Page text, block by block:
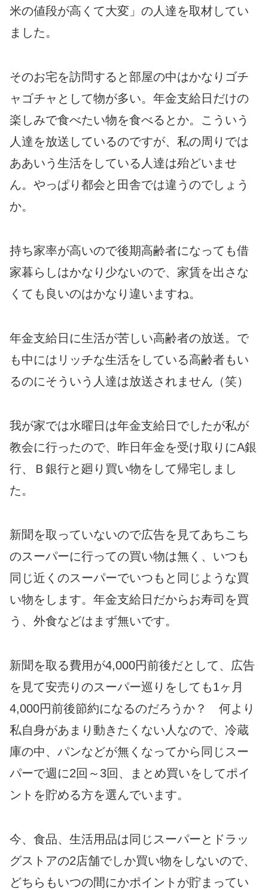
米の値段が高くて大変」の人達を取材してい
ました。
そのお宅を訪問すると部屋の中はかなりゴチ
ャゴチャとして物が多い。年金支給日だけの
楽しみで食べたい物を食べるとか。こういう
人達を放送しているのですが、私の周りでは
ああいう生活をしている人達は殆どいませ
ん。やっぱり都会と田舎では違うのでしょう
か。
持ち家率が高いので後期高齢者になっても借
家暮らしはかなり少ないので、家賃を出さな
くても良いのはかなり違いますね。
年金支給日に生活が苦しい高齢者の放送。で
も中にはリッチな生活をしている高齢者もい
るのにそういう人達は放送されません（笑）
我が家では水曜日は年金支給日でしたが私が
教会に行ったので、昨日年金を受け取りにA銀
行、Ｂ銀行と廻り買い物をして帰宅しまし
た。
新聞を取っていないので広告を見てあちこち
のスーパーに行っての買い物は無く、いつも
同じ近くのスーパーでいつもと同じような買
い物をします。年金支給日だからお寿司を買
う、外食などはまず無いです。
新聞を取る費用が4,000円前後だとして、広告
を見て安売りのスーパー巡りをしても1ヶ月
4,000円前後節約になるのだろうか？ 何より
私自身があまり動きたくない人なので、冷蔵
庫の中、パンなどが無くなってから同じスー
パーで週に2回～3回、まとめ買いをしてポイ
ントを貯める方を選んでいます。
今、食品、生活用品は同じスーパーとドラッ
グストアの2店舗でしか買い物をしないので、
どちらもいつの間にかポイントが貯まってい